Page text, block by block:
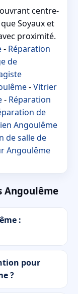
centre-
Soyaux et
proximité.
- Réparation
de
-Vitrier
- Réparation
de
Angoulême
de salle de
Angoulême
Angoulême
:
pour
?